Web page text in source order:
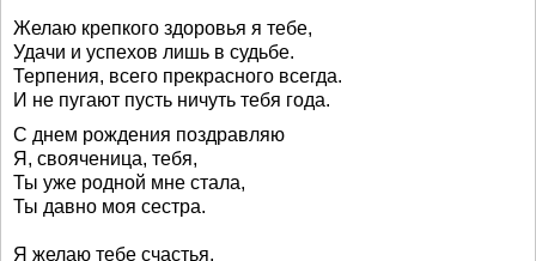
Желаю крепкого здоровья я тебе,
Удачи и успехов лишь в судьбе.
Терпения, всего прекрасного всегда.
И не пугают пусть ничуть тебя года.
С днем рождения поздравляю
Я, свояченица, тебя,
Ты уже родной мне стала,
Ты давно моя сестра.
Я желаю тебе счастья,